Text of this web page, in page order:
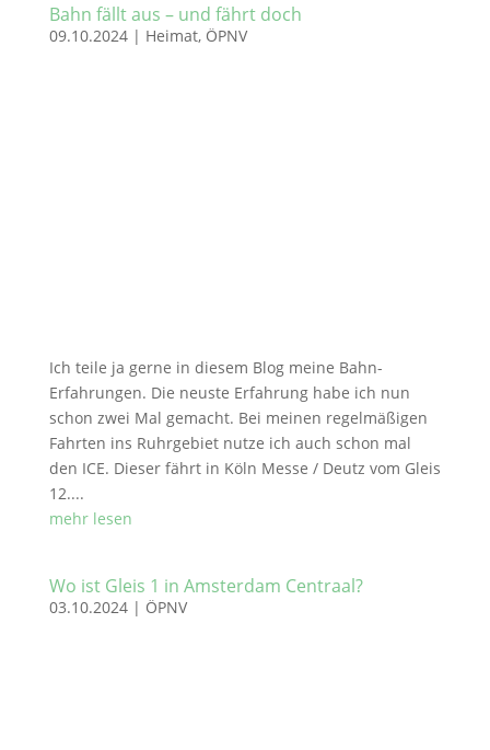
Bahn fällt aus – und fährt doch
09.10.2024| Heimat, ÖPNV
Ich teile ja gerne in diesem Blog meine Bahn-
Erfahrungen. Die neuste Erfahrung habe ich nun
schon zwei Mal gemacht. Bei meinen regelmäßigen
Fahrten ins Ruhrgebiet nutze ich auch schon mal
den ICE. Dieser fährt in Köln Messe / Deutz vom Gleis
12....
mehr lesen
Wo ist Gleis 1 in Amsterdam Centraal?
03.10.2024| ÖPNV